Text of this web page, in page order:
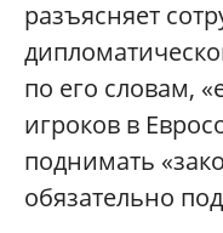
разъясняет
по его словам,
игроков в
поднимать
обязательно